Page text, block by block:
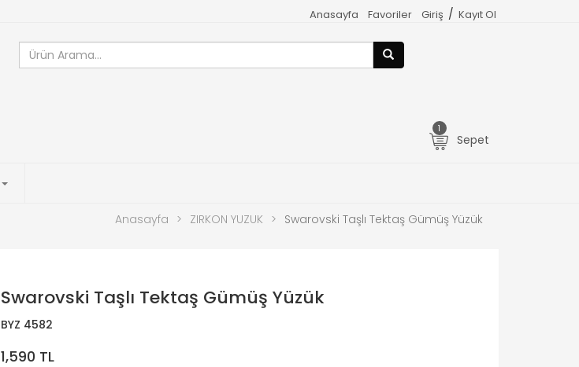
Giriş / Kayıt Ol
Favoriler
Anasayfa
1
Sepet
Anasayfa > ZIRKON YUZUK > Swarovski Taşlı Tektaş Gümüş Yüzük
Swarovski Taşlı Tektaş Gümüş Yüzük
BYZ 4582
1,590 TL